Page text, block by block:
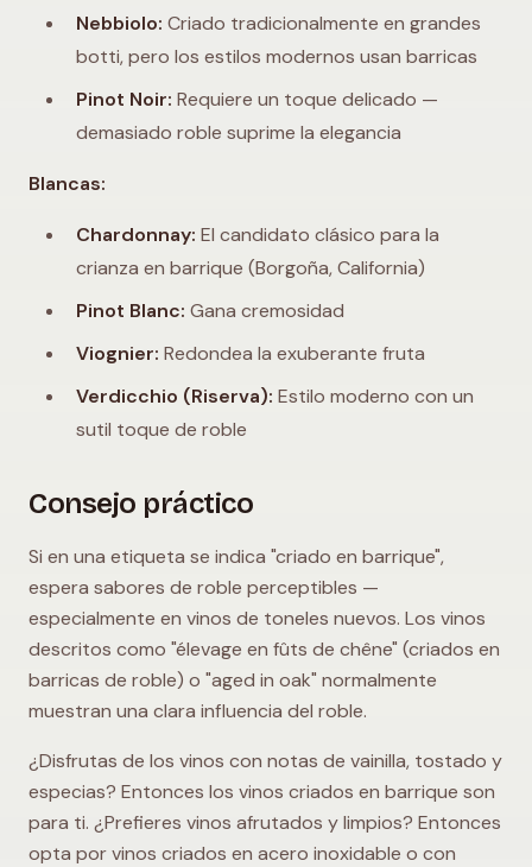
Nebbiolo: Criado tradicionalmente en grandes
botti, pero los estilos modernos usan barricas
Pinot Noir: Requiere un toque delicado —
demasiado roble suprime la elegancia
Blancas:
Chardonnay: El candidato clásico para la
crianza en barrique (Borgoña, California)
Pinot Blanc: Gana cremosidad
Viognier: Redondea la exuberante fruta
Verdicchio (Riserva): Estilo moderno con un
sutil toque de roble
Consejo práctico
Si en una etiqueta se indica "criado en barrique",
espera sabores de roble perceptibles —
especialmente en vinos de toneles nuevos. Los vinos
descritos como "élevage en fûts de chêne" (criados en
barricas de roble) o "aged in oak" normalmente
muestran una clara influencia del roble.
¿Disfrutas de los vinos con notas de vainilla, tostado y
especias? Entonces los vinos criados en barrique son
para ti. ¿Prefieres vinos afrutados y limpios? Entonces
opta por vinos criados en acero inoxidable o con